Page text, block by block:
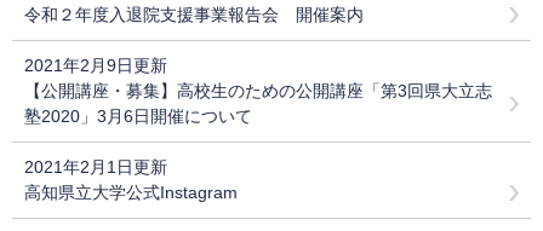
令和２年度入退院支援事業報告会 開催案内
2021年2月9日更新
【公開講座・募集】高校生のための公開講座「第3回県大立志
塾2020」3月6日開催について
2021年2月1日更新
高知県立大学公式Instagram